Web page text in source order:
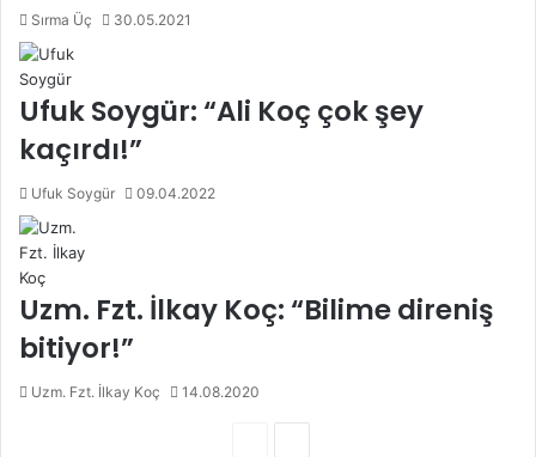
Sırma Üç 30.05.2021
Ufuk Soygür: “Ali Koç çok şey
kaçırdı!”
Ufuk Soygür 09.04.2022
Uzm. Fzt. İlkay Koç: “Bilime direniş
bitiyor!”
Uzm. Fzt. İlkay Koç 14.08.2020